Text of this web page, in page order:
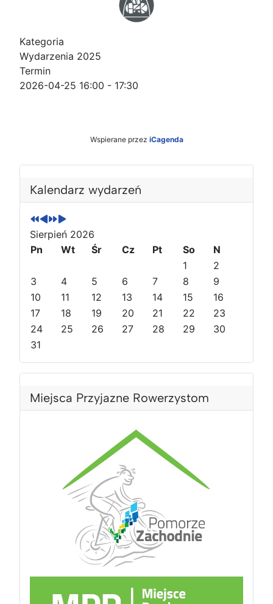
Kategoria
Wydarzenia 2025
Termin
2026-04-25 16:00 - 17:30
Wspierane przez iCagenda
Kalendarz wydarzeń
P
p
z
e
d
i
r
o
k
P
p
z
e
d
m
i
e
s
ą
N
s
ę
p
N
s
ę
p
n
m
e
s
c
Sierpień 2026
Pn
Wt Śr Cz Pt So
N
1
2
3
4 5 6 7 8
9
10
11 12 13 14 15
16
17
18 19 20 21 22
23
24
25 26 27 28 29
30
31
Miejsca Przyjazne Rowerzystom